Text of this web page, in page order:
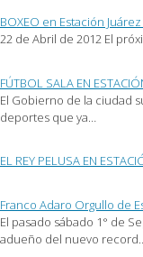
amigo
(Se
abre
ventana
nueva)
una
ventana
nueva)
una
BOXEO en Estación
22 de Abril de 2012 El
FÚTBOL SALA EN
El Gobierno de la ciudad
deportes que ya…
EL REY PELUSA EN
Franco Adaro Orgullo de
El pasado sábado 1° de
adueño del nuevo record…